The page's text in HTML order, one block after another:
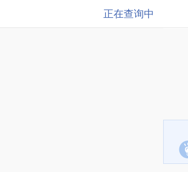
正在查询中